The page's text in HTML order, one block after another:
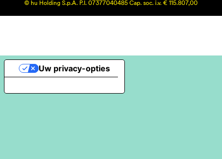
© hu Holding S.p.A. P.I. 07377040485 Cap. soc. i.v. € 115.807,00
Uw privacy-opties